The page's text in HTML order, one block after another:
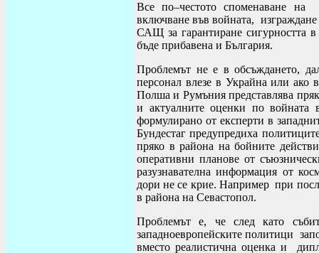
Все по–честото споменаване на
включване във войната,
САЩ за гарантиране сигурността
бъде прибавена и България.
Проблемът не е в обсъждането,
персонал влезе в Украйна или ако
Полша и Румъния представлява
и актуалните оценки по
формулирано от експерти в
Бундестаг предупредиха
пряко в района на бойните
оперативни планове от
разузнавателна информация от
дори не се крие. Например при
в района на Севастопол.
Проблемът е, че след като
западноевропейските политици
вместо реалистична оценка и